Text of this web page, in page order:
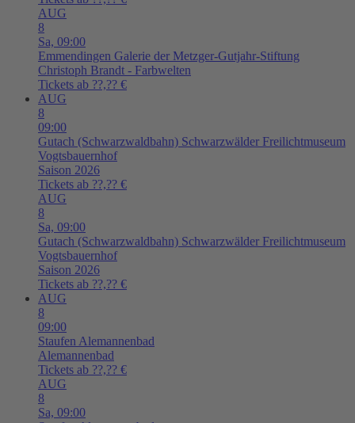
AUG
8
Sa, 09:00
Emmendingen Galerie der Metzger-Gutjahr-Stiftung
Christoph Brandt - Farbwelten
Tickets ab ??,?? €
AUG
8
09:00
Gutach (Schwarzwaldbahn) Schwarzwälder Freilichtmuseum
Vogtsbauernhof
Saison 2026
Tickets ab ??,?? €
AUG
8
Sa, 09:00
Gutach (Schwarzwaldbahn) Schwarzwälder Freilichtmuseum
Vogtsbauernhof
Saison 2026
Tickets ab ??,?? €
AUG
8
09:00
Staufen Alemannenbad
Alemannenbad
Tickets ab ??,?? €
AUG
8
Sa, 09:00